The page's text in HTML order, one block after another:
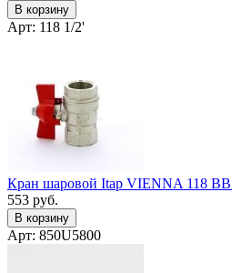
В корзину
Арт: 118 1/2'
Кран шаровой Itap VIENNA 118 ВВ
553 руб.
В корзину
Арт: 850U5800